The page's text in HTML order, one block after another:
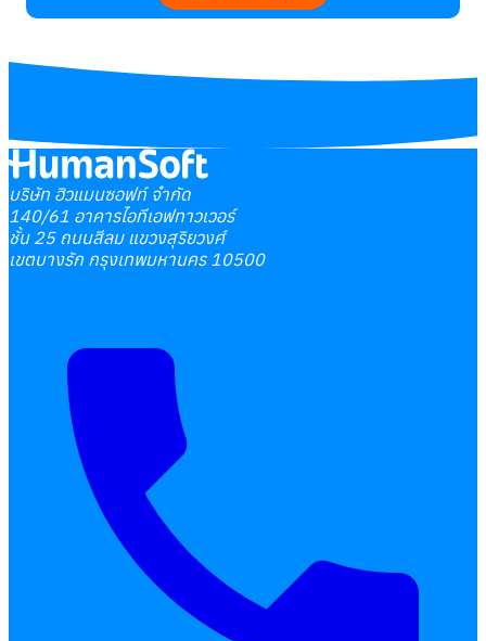
บริษัท ฮิวแมนซอฟท์ จำกัด
140/61 อาคารไอทีเอฟทาวเวอร์
ชั้น 25 ถนนสีลม แขวงสุริยวงศ์
เขตบางรัก กรุงเทพมหานคร 10500